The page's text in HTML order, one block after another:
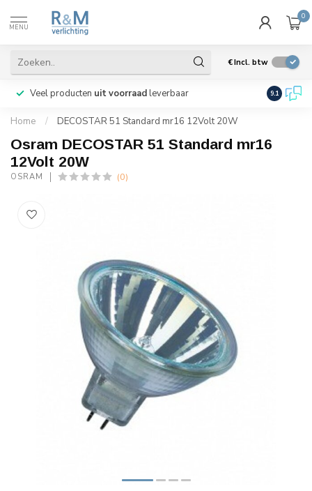
MENU
0
€Incl. btw
Veel producten uit voorraadleverbaar Wij
9.1
Home / DECOSTAR 51 Standard mr16 12Volt 20W
Osram DECOSTAR 51 Standard mr16
12Volt 20W
OSRAM (0)